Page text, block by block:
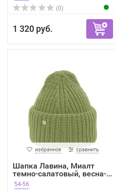
(0)
1 320 руб.
избранное сравнить
Шапка Лавина, Миалт
темно-салатовый, весна-...
54-56